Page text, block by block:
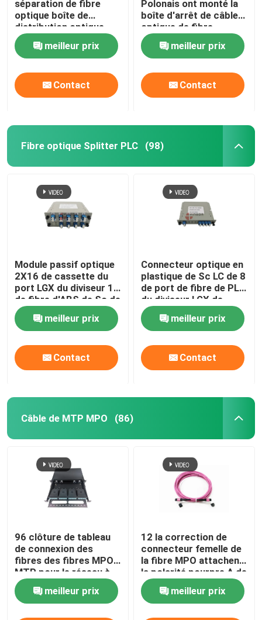
séparation de fibre
optique boîte de
distribution optique
extérieure 3 en 8 en
plein air 1 8 noir port
de câble non coupé
meilleur prix
Contact
Polonais ont monté la
boîte d'arrêt de câble
optique de fibre
d'adaptateur de
tresses de diviseur
meilleur prix
Contact
Fibre optique Splitter PLC (98)
Module passif optique
2X16 de cassette du
port LGX du diviseur 16
de fibre d'ABS de Sc de
LC ignifuge
meilleur prix
Contact
Connecteur optique en
plastique de Sc LC de 8
de port de fibre de PLC
du diviseur LGX de
cassette ABS de
modulemeilleur prix
Contact
Câble de MTP MPO (86)
96 clôture de tableau
de connexion des
fibres des fibres MPO
MTP pour le réseau à
haute densité de Data
Centermeilleur prix
12 la correction de
connecteur femelle de
la fibre MPO attachent
la polarité pourpre A de
la perte 0.35dB d'élite
d'OM4 50/125um
meilleur prix